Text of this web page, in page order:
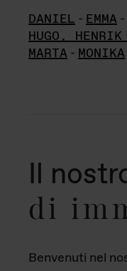
DANIEL - EMMA -
HUGO,
MARTA - MONIKA
Il
di
Benvenuti nel